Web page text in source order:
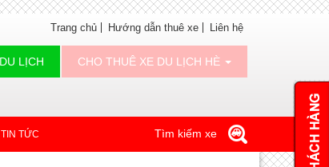
Trang chủ Hướng dẫn thuê xe Liên hệ
LỊCH CHO THUÊ XE DU LỊCH HÈ
TIN TỨC Tìm kiếm xe